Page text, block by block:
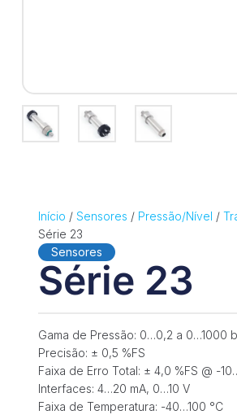
Início / Sensores / Pressão/Nível /
Série 23
Sensores
Série 23
Gama de Pressão: 0…0,2 a 0…1000
Precisão: ± 0,5 %FS
Faixa de Erro Total: ± 4,0 %FS @ -
Interfaces: 4…20 mA, 0…10 V
Faixa de Temperatura: -40…100 °C